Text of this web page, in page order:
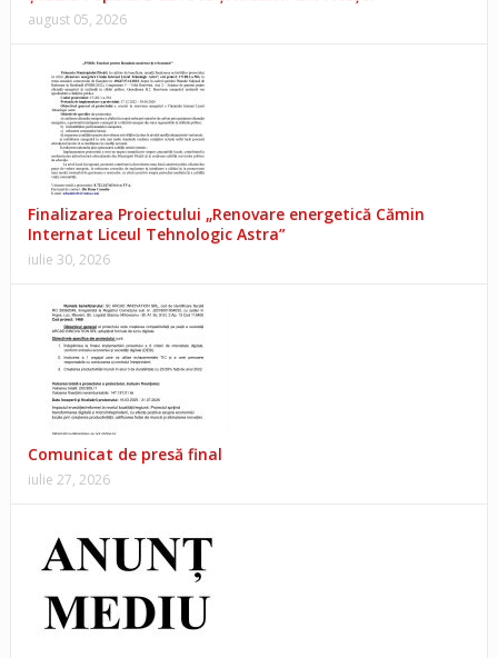
august 05, 2026
Finalizarea Proiectului „Renovare energetică Cămin
Internat Liceul Tehnologic Astra”
iulie 30, 2026
Comunicat de presă final
iulie 27, 2026